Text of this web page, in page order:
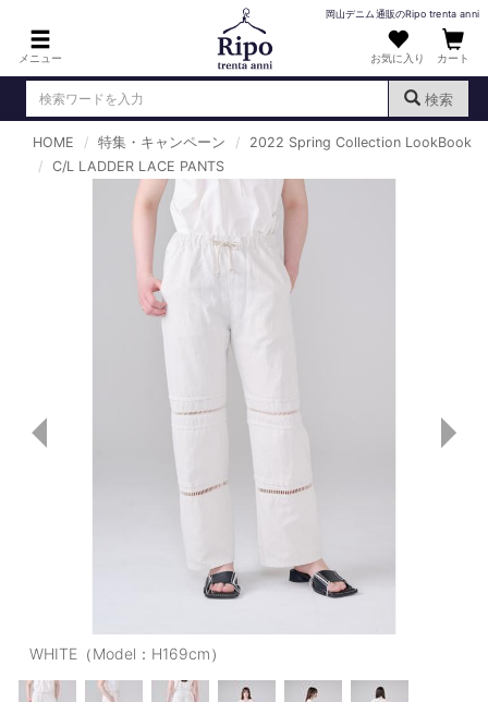
メニュー
岡山デニム通販のRipo trenta anni
お気に入り カート
検索
ログイン （新規会員登録）
MENS : メンズ
DENIM : デニム
PANTS : パンツ
TOPS : トップス
T-SHIRT : Tシャツ
KNIT : ニット
SHIRT : シャツ
PANTS/SKIRT : パンツ・スカート
TOPS : トップス
HOME 特集・キャンペーン
2022 Spring Collection LookBook
C/L LADDER LACE PANTS
WHITE（Model：H169cm）